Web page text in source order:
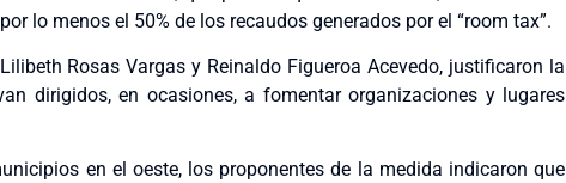
lo menos el 50% de los recaudos generados por el “room tax”.
Rosas Vargas y Reinaldo Figueroa Acevedo, justificaron la
dirigidos, en ocasiones, a fomentar organizaciones y lugares
en el oeste, los proponentes de la medida indicaron que